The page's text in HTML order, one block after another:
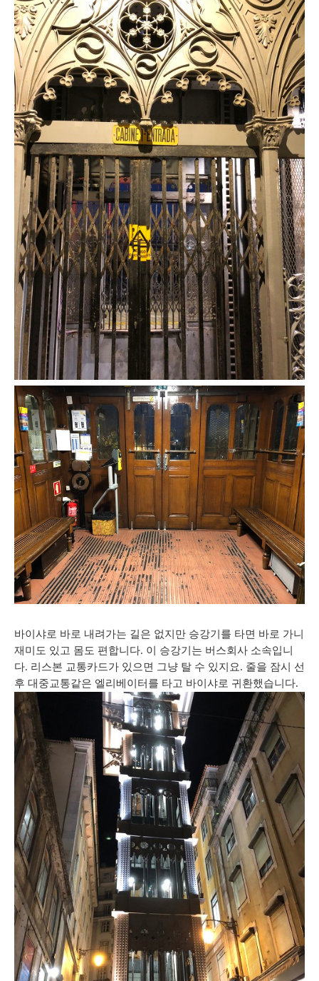
바이샤로 바로 내려가는 길은 없지만 승강기를 타면 바로 가니
재미도 있고 몸도 편합니다. 이 승강기는 버스회사 소속입니
다. 리스본 교통카드가 있으면 그냥 탈 수 있지요. 줄을 잠시
선
후 대중교통같은 엘리베이터를 타고 바이샤로 귀환했습니다.